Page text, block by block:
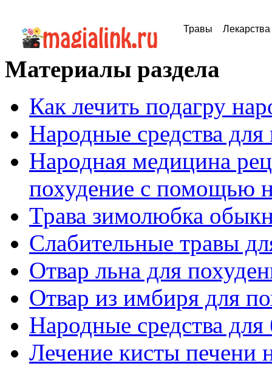
Травы Лекарства
Материалы раздела
Как лечить подагру
Народные средства
Народная медицина
похудение с помощью
Трава зимолюбка
Слабительные травы
Отвар льна для
Отвар из имбиря для
Народные средства
Лечение кисты печени